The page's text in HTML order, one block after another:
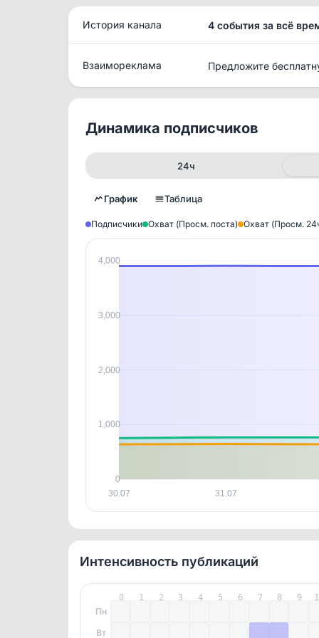
История канала 4 события за всё
Взаимореклама Предложите
Динамика подписчиков
24ч
График Таблица
Подписчики Охват (Просм. поста) Охват (Просм.
30.07 31.07
4,000
3,000
2,000
1,000
0
Интенсивность публикаций
0 1 2 3 4 5 6 7 8 9
Пн
Вт